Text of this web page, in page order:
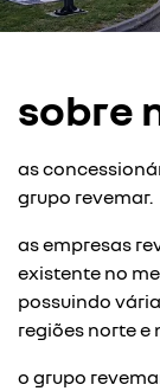
sobre
as
grupo revemar.
as empresas
existente no
possuindo
regiões norte e
o grupo